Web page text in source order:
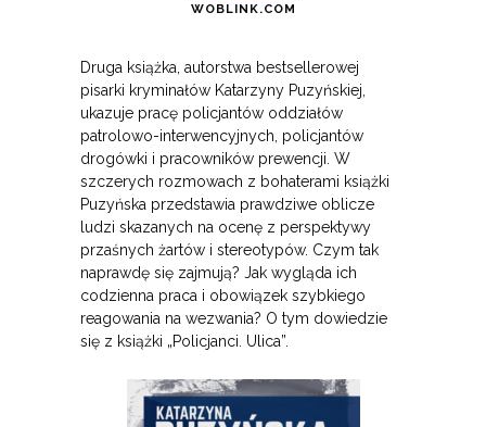
WOBLINK.COM
Druga książka, autorstwa bestsellerowej
pisarki kryminałów Katarzyny Puzyńskiej,
ukazuje pracę policjantów oddziałów
patrolowo-interwencyjnych, policjantów
drogówki i pracowników prewencji. W
szczerych rozmowach z bohaterami książki
Puzyńska przedstawia prawdziwe oblicze
ludzi skazanych na ocenę z perspektywy
przaśnych żartów i stereotypów. Czym tak
naprawdę się zajmują? Jak wygląda ich
codzienna praca i obowiązek szybkiego
reagowania na wezwania? O tym dowiedzie
się z książki „Policjanci. Ulica”.